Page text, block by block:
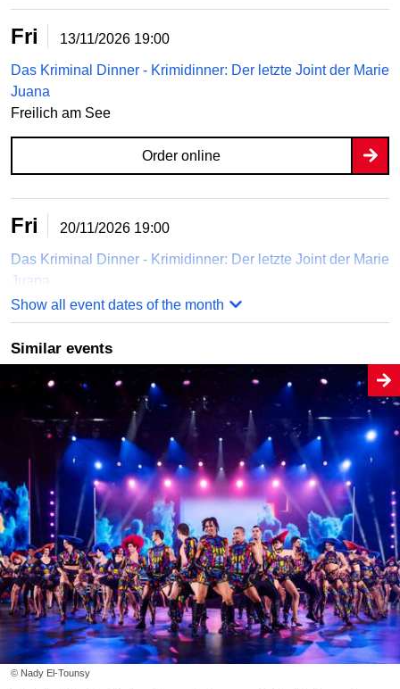
Fri 13/11/2026 19:00
Das Kriminal Dinner - Krimidinner: Der letzte Joint der Marie
Juana
Freilich am See
Order online
Fri 20/11/2026 19:00
Das Kriminal Dinner - Krimidinner: Der letzte Joint der Marie
Juana
Paulinenhof
Thu 10/12/2026
Das Kriminal Dinner - Krimidinner: Der letzte Joint der Marie
Gastronomie "Zur Historischen Mühle" Potsdam
Order online
Fri 18/12/2026 19:00
Das Kriminal Dinner - Krimidinner: Der letzte Joint der Marie
Juana
Freilich am See
Show all event dates of the month
Similar events
© Nady El-Tounsy